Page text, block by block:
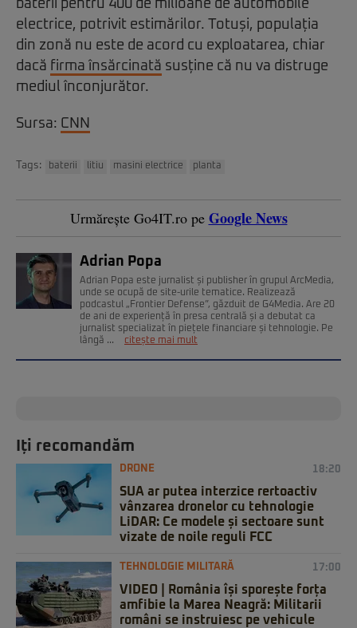
baterii pentru 400 de milioane de automobile
electrice, potrivit estimărilor. Totuși, populația
din zonă nu este de acord cu exploatarea, chiar
dacă firma însărcinată susține că nu va distruge
mediul înconjurător.
Sursa: CNN
Tags: baterii litiu masini electrice planta
Urmărește Go4IT.ro pe Google News
Adrian Popa
Adrian Popa este jurnalist și publisher în grupul ArcMedia,
unde se ocupă de site-urile tematice. Realizează
podcastul „Frontier Defense”, găzduit de G4Media. Are 20
de ani de experiență în presa centrală și a debutat ca
jurnalist specializat în piețele financiare și tehnologie. Pe
lângă ...
citește mai mult
Iți recomandăm
DRONE 18:20
SUA ar putea interzice rertoactiv
vânzarea dronelor cu tehnologie
LiDAR: Ce modele și sectoare sunt
vizate de noile reguli FCC
TEHNOLOGIE MILITARĂ 17:00
VIDEO | România își sporește forța
amfibie la Marea Neagră: Militarii
români se instruiesc pe vehicule